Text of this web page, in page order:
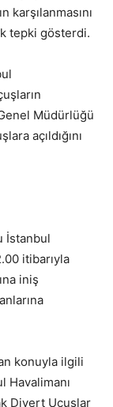
karşılanmasını
tepki gösterdi.
Müdürlüğü
açıldığını
İstanbul
itibarıyla
iniş
konuyla ilgili
Havalimanı
Divert Uçuşlar